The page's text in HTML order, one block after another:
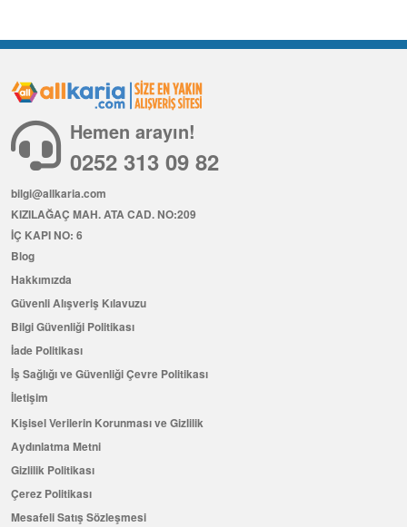
Hemen arayın!
0252 313 09 82
bilgi@allkaria.com
KIZILAĞAÇ MAH. ATA CAD. NO:209
İÇ KAPI NO: 6
Blog
Hakkımızda
Güvenli Alışveriş Kılavuzu
Bilgi Güvenliği Politikası
İade Politikası
İş Sağlığı ve Güvenliği Çevre Politikası
İletişim
Kişisel Verilerin Korunması ve Gizlilik
Aydınlatma Metni
Gizlilik Politikası
Çerez Politikası
Mesafeli Satış Sözleşmesi